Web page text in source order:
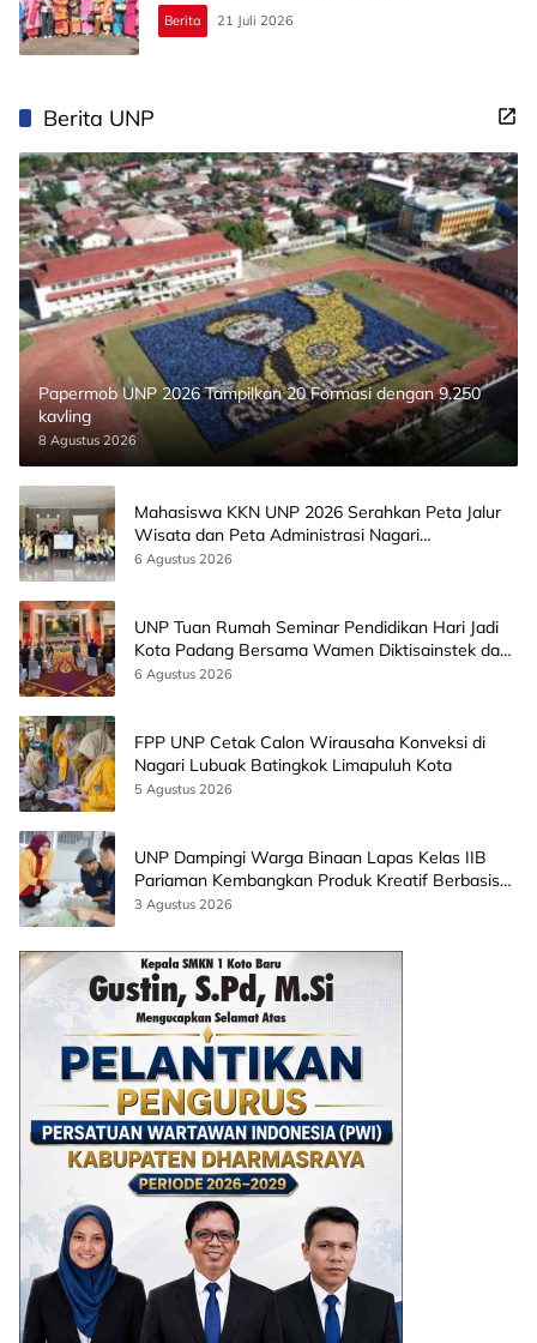
Berita 21 Juli 2026
Berita UNP
Papermob UNP 2026 Tampilkan 20 Formasi dengan 9.250
kavling
8 Agustus 2026
Mahasiswa KKN UNP 2026 Serahkan Peta Jalur
Wisata dan Peta Administrasi Nagari
Paninggahan
6 Agustus 2026
UNP Tuan Rumah Seminar Pendidikan Hari Jadi
Kota Padang Bersama Wamen Diktisainstek dan
CEO EMGS Malaysia
6 Agustus 2026
FPP UNP Cetak Calon Wirausaha Konveksi di
Nagari Lubuak Batingkok Limapuluh Kota
5 Agustus 2026
UNP Dampingi Warga Binaan Lapas Kelas IIB
Pariaman Kembangkan Produk Kreatif Berbasis
AI
3 Agustus 2026